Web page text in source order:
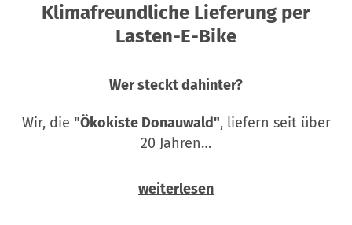
Klimafreundliche Lieferung per
Lasten-E-Bike
Wer steckt dahinter?
Wir, die "Ökokiste Donauwald", liefern seit über
20 Jahren…
weiterlesen